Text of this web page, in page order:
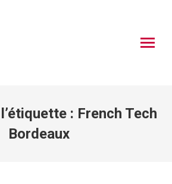
: French Tech
Bordeaux